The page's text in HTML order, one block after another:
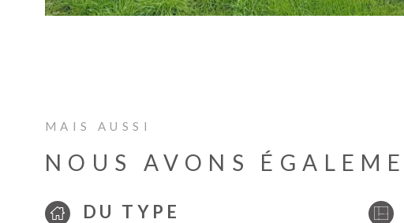
MAIS AUSSI
NOUS AVONS
DU TYPE